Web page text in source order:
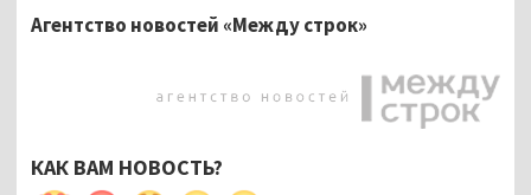
Агентство новостей «Между строк»
КАК ВАМ НОВОСТЬ?